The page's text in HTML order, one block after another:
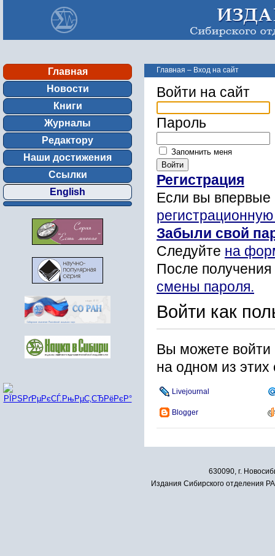
Главная
Новости
Книги
Журналы
Редактору
Наши достижения
Ссылки
English
Главная – Вход на сайт
Войти на сайт
Пароль
Запомнить меня
Регистрация
Если вы впервые
Забыли свой
Следуйте на
После
смены пароля.
Войти как
Вы можете войти
на одном из этих
Livejournal
Blogger
630090, г.
Издания Сибирского отделения